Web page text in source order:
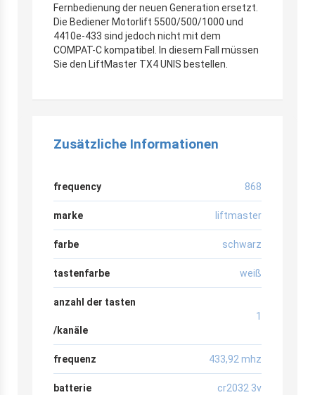
Fernbedienung der neuen Generation ersetzt.
Die Bediener Motorlift 5500/500/1000 und
4410e-433 sind jedoch nicht mit dem
COMPAT-C kompatibel. In diesem Fall müssen
Sie den LiftMaster TX4 UNIS bestellen.
Zusätzliche Informationen
frequency 868
marke liftmaster
farbe schwarz
tastenfarbe weiß
anzahl der tasten
/kanäle
1
frequenz 433,92 mhz
batterie cr2032 3v